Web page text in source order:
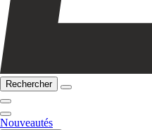
Rechercher
Nouveautés